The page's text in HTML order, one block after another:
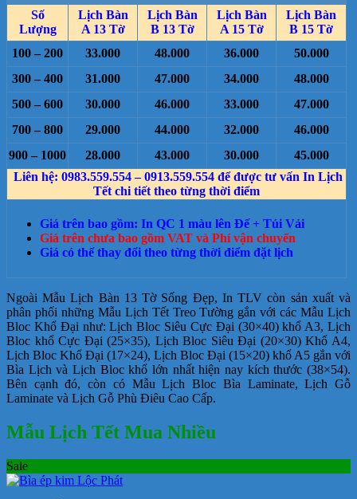
Số
Lượng
Lịch Bàn
A 13 Tờ
Lịch Bàn
B 13 Tờ
Lịch Bàn
A 15 Tờ
Lịch Bàn
B 15 Tờ
100 – 200
33.000 48.000 36.000
50.000
300 – 400
31.000 47.000 34.000
48.000
500 – 600
30.000 46.000 33.000
47.000
700 – 800
29.000 44.000 32.000
46.000
900 – 1000
28.000 43.000 30.000
45.000
Liên hệ: 0983.559.554 – 0913.559.554 để được tư vấn In Lịch
Tết chi tiết theo từng thời điểm
Giá trên bao gồm: In QC 1 màu lên Đế + Túi Vải
Giá trên chưa bao gồm VAT và Phí vận chuyển
Giá có thể thay đổi theo từng thời điểm đặt lịch
Ngoài Mẫu Lịch Bàn 13 Tờ Sống Đẹp, In TLV còn sản xuất và
phân phối những Mẫu Lịch Tết Treo Tường gắn với các Mẫu Lịch
Bloc Khổ Đại như: Lịch Bloc Siêu Cực Đại (30×40) khổ A3, Lịch
Bloc khổ Cực Đại (25×35), Lịch Bloc Siêu Đại (20×30) Khổ A4,
Lịch Bloc Khổ Đại (17×24), Lịch Bloc Đại (15×20) khổ A5 gắn với
Bìa Lịch và Lịch Bloc khổ lớn nhất hiện nay kích thước (38×54).
Bên cạnh đó, còn có Mẫu Lịch Bloc Bìa Laminate, Lịch Gỗ
Laminate và Lịch Gỗ Phù Điêu Cao Cấp.
Mẫu Lịch Tết Mua Nhiều
Sale